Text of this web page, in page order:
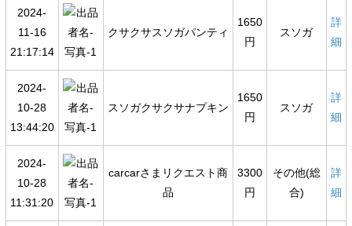
2024-
11-16
21:17:14
クサクサスソガパンティ
1650
円
スソガ
詳
細
2024-
10-28
13:44:20
スソガクサクサナプキン
1650
円
スソガ
詳
細
2024-
10-28
11:31:20
carcarさまリクエスト商
品
3300
円
その他(総
合)
詳
細